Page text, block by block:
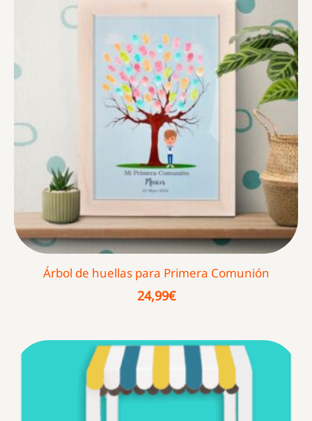
Árbol de huellas para Primera Comunión
24,99€